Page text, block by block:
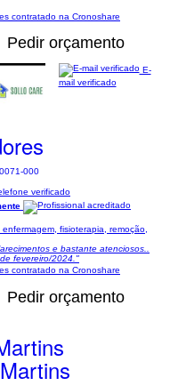
contratado na Cronoshare
Pedir orçamento
000
E-
mail verificado
verificado
fisioterapia, remoção,
e bastante atenciosos..
fevereiro/2024."
contratado na Cronoshare
Pedir orçamento